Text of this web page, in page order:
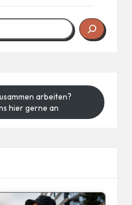
arbeiten?
hier gerne an